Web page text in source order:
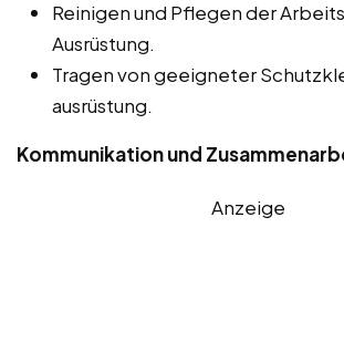
Reinigen und Pflegen der
Ausrüstung.
Tragen von geeigneter
ausrüstung.
Kommunikation und
Anzeige